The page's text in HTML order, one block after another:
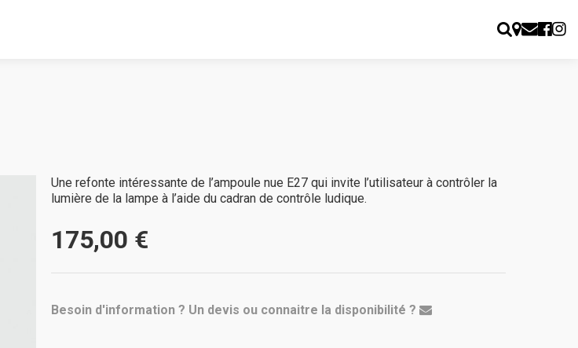
Une refonte intéressante de l’ampoule nue E27 qui invite l’utilisateur à contrôler la
lumière de la lampe à l’aide du cadran de contrôle ludique.
175,00 €
Besoin d'information ? Un devis ou connaitre la disponibilité ?